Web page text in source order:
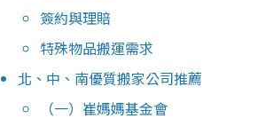
簽約與理賠
特殊物品搬運需求
北、中、南優質搬家公司推薦
（一）崔媽媽基金會